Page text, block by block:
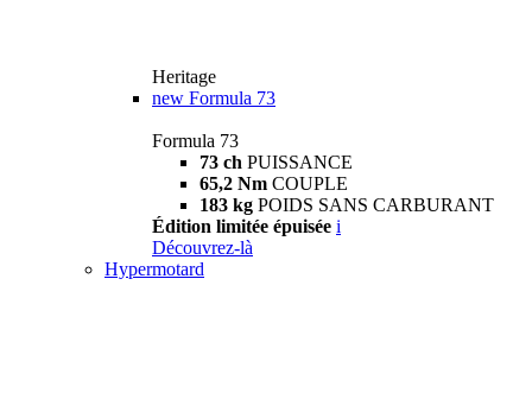
Heritage
new Formula 73
Formula 73
73 ch PUISSANCE
65,2 Nm COUPLE
183 kg POIDS SANS CARBURANT
Édition limitée épuisée i
Découvrez-là
Hypermotard